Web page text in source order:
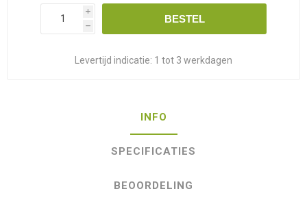
i
h
BESTEL
Levertijd indicatie: 1 tot 3 werkdagen
INFO
SPECIFICATIES
BEOORDELING